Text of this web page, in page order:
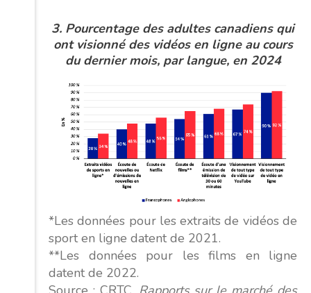
3. Pourcentage des adultes canadiens qui
ont visionné des vidéos en ligne au cours
du dernier mois, par langue, en 2024
*Les données pour les extraits de vidéos de
sport en ligne datent de 2021.
**Les données pour les films en ligne
datent de 2022.